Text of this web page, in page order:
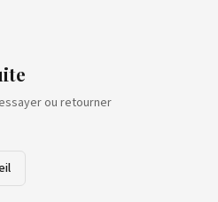
ou retourner